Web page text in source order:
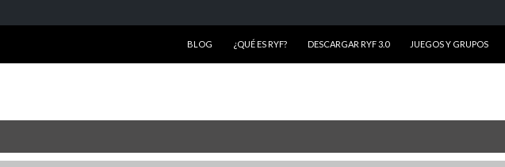
BLOG
¿QUÉ ES RYF? DESCARGAR RYF 3.0 JUEGOS Y GRUPOS